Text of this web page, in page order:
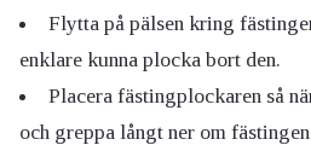
Flytta på pälsen kring
enklare kunna plocka bort den.
Placera fästingplockaren så
och greppa långt ner om